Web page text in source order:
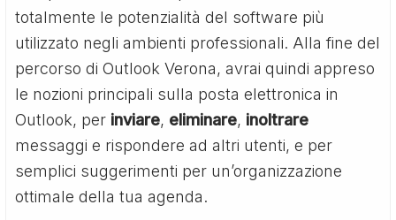
totalmente le potenzialità del software più
utilizzato negli ambienti professionali. Alla fine del
percorso di Outlook Verona, avrai quindi appreso
le nozioni principali sulla posta elettronica in
Outlook, per inviare, eliminare, inoltrare
messaggi e rispondere ad altri utenti, e per
semplici suggerimenti per un’organizzazione
ottimale della tua agenda.